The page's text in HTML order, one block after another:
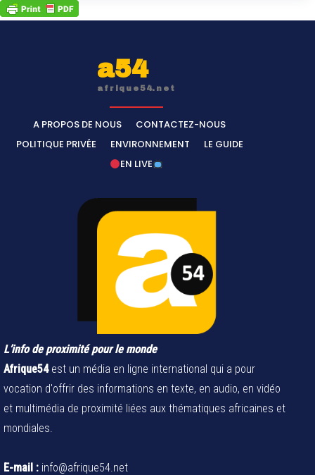
a54
afrique54.net
A PROPOS DE NOUS
CONTACTEZ-NOUS
POLITIQUE PRIVÉE
ENVIRONNEMENT
LE GUIDE
EN LIVE
L’info de proximité pour le monde
Afrique54est un média en ligne international qui a pour
vocation d'offrir des informations en texte, en audio, en vidéo
et multimédia de proximité liées aux thématiques africaines et
mondiales.
E-mail : info@afrique54.net